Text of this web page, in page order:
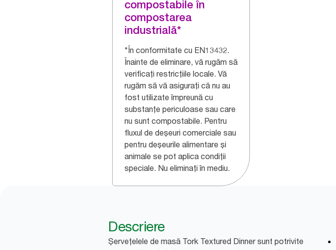
compostabile în
compostarea
industrială*
*În conformitate cu EN13432.
Înainte de eliminare, vă rugăm să
verificați restricțiile locale. Vă
rugăm să vă asigurați că nu au
fost utilizate împreună cu
substanțe periculoase sau care
nu sunt compostabile. Pentru
fluxul de deșeuri comerciale sau
pentru deșeurile alimentare și
animale se pot aplica condiții
speciale. Nu eliminați în mediu.​
Descriere
Șervețelele de masă Tork Textured Dinner sunt potrivite